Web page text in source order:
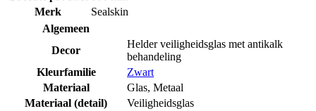
Merk
Sealskin
Algemeen
Decor
Helder veiligheidsglas met antikalk
behandeling
Kleurfamilie
Zwart
Materiaal
Glas, Metaal
Materiaal (detail)
Veiligheidsglas